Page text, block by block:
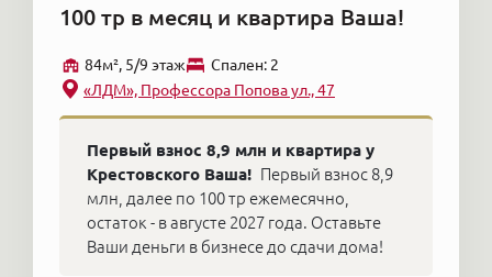
100 тр в месяц и квартира Ваша!
84м², 5/9 этаж
Cпален: 2
«ЛДМ», Профессора Попова ул., 47
Первый взнос 8,9 млн и квартира у
Крестовского Ваша! Первый взнос 8,9
млн, далее по 100 тр ежемесячно,
остаток - в августе 2027 года. Оставьте
Ваши деньги в бизнесе до сдачи дома!